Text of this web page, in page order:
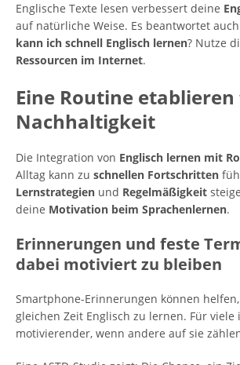
Englische Texte lesen verbessert deine
auf natürliche Weise. Es beantwortet
kann ich schnell Englisch lernen? Nutze
Ressourcen im Internet.
Eine Routine
Nachhaltigkeit
Die Integration von Englisch lernen mit
Alltag kann zu schnellen Fortschritten
Lernstrategien und Regelmäßigkeit
deine Motivation beim Sprachenlernen.
Erinnerungen und feste
dabei motiviert zu bleiben
Smartphone-Erinnerungen können
gleichen Zeit Englisch zu lernen. Für viele
motivierender, wenn andere auf sie